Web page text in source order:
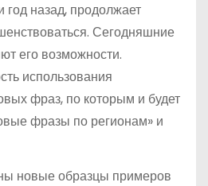
год назад, продолжает
Сегодняшние
его возможности.
использования
фраз, по которым и будет
фразы по регионам» и
новые образцы примеров